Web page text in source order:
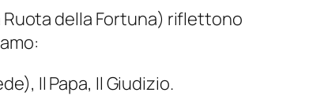
Ruota della Fortuna) riflettono
Il Papa, Il Giudizio.